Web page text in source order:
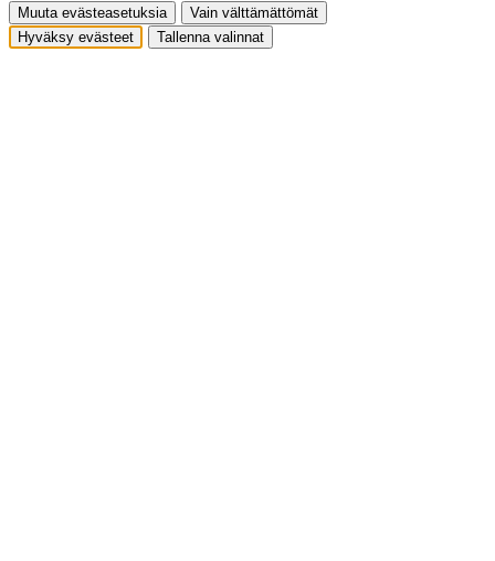
Muuta evästeasetuksia
Vain välttämättömät
Hyväksy evästeet
Tallenna valinnat